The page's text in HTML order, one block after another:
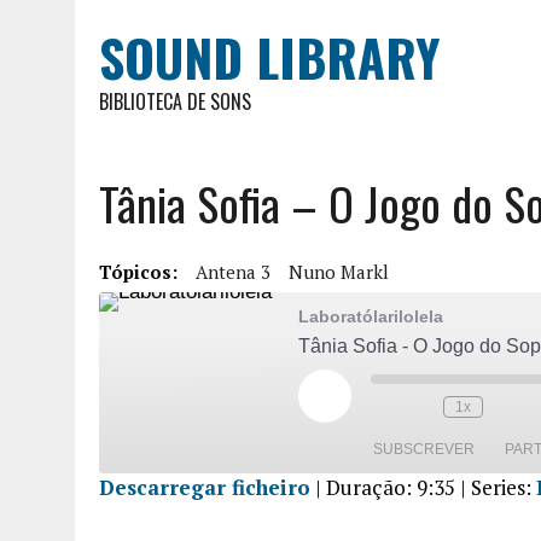
SOUND LIBRARY
BIBLIOTECA DE SONS
Tânia Sofia – O Jogo do
Tópicos: Antena 3 Nuno Markl
Laboratólarilolela
Tânia Sofia - O Jogo do
1x
SUBSCREVER
Descarregar ficheiro | Duração: 9:35 | Series: